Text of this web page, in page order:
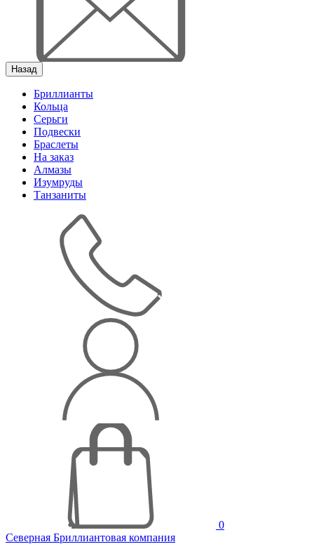
Назад
Бриллианты
Кольца
Серьги
Подвески
Браслеты
На заказ
Алмазы
Изумруды
Танзаниты
0
Северная Бриллиантовая компания